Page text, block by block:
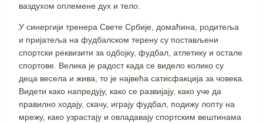
ваздухом оплемене дух и тело.
У синергији тренера Свете Србије, домаћина, родитеља
и пријатеља на фудбалском терену су постављени
спортски реквизити за одбојку, фудбал, атлетику и остале
спортове. Велика је радост када се видело колико су
деца весела и жива, то је највећа сатисфакција за човека.
Видети како напредују, како се развијају, како уче да
правилно ходају, скачу, играју фудбал, подижу лопту на
мрежу, како узрастају и овладавају спортским вештинама